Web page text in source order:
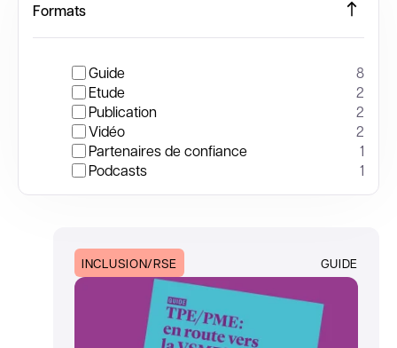
Formats
Guide
8
Etude
2
Publication
2
Vidéo
2
Partenaires de confiance
1
Podcasts
1
INCLUSION/RSE GUIDE